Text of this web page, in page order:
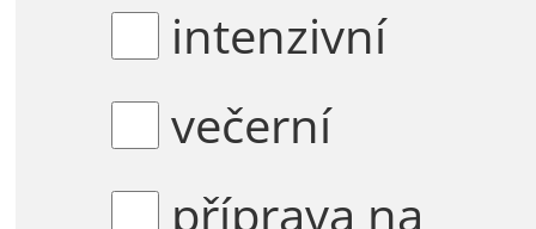
intenzivní
večerní